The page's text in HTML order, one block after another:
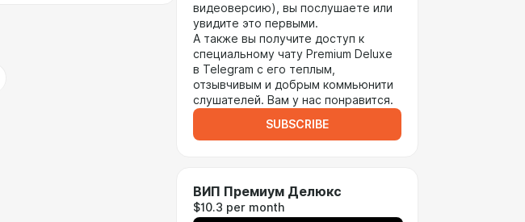
видеоверсию), вы послушаете или
увидите это первыми.
А также вы получите доступ к
специальному чату Premium Deluxe
в Telegram с его теплым,
отзывчивым и добрым коммьюнити
слушателей. Вам у нас понравится.
SUBSCRIBE
ВИП Премиум Делюкс
$10.3 per month